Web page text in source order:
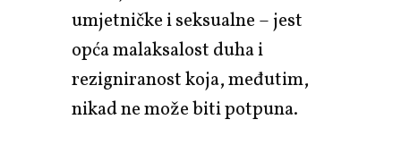
umjetničke i seksualne – jest
opća malaksalost duha i
rezigniranost koja, međutim,
nikad ne može biti potpuna.